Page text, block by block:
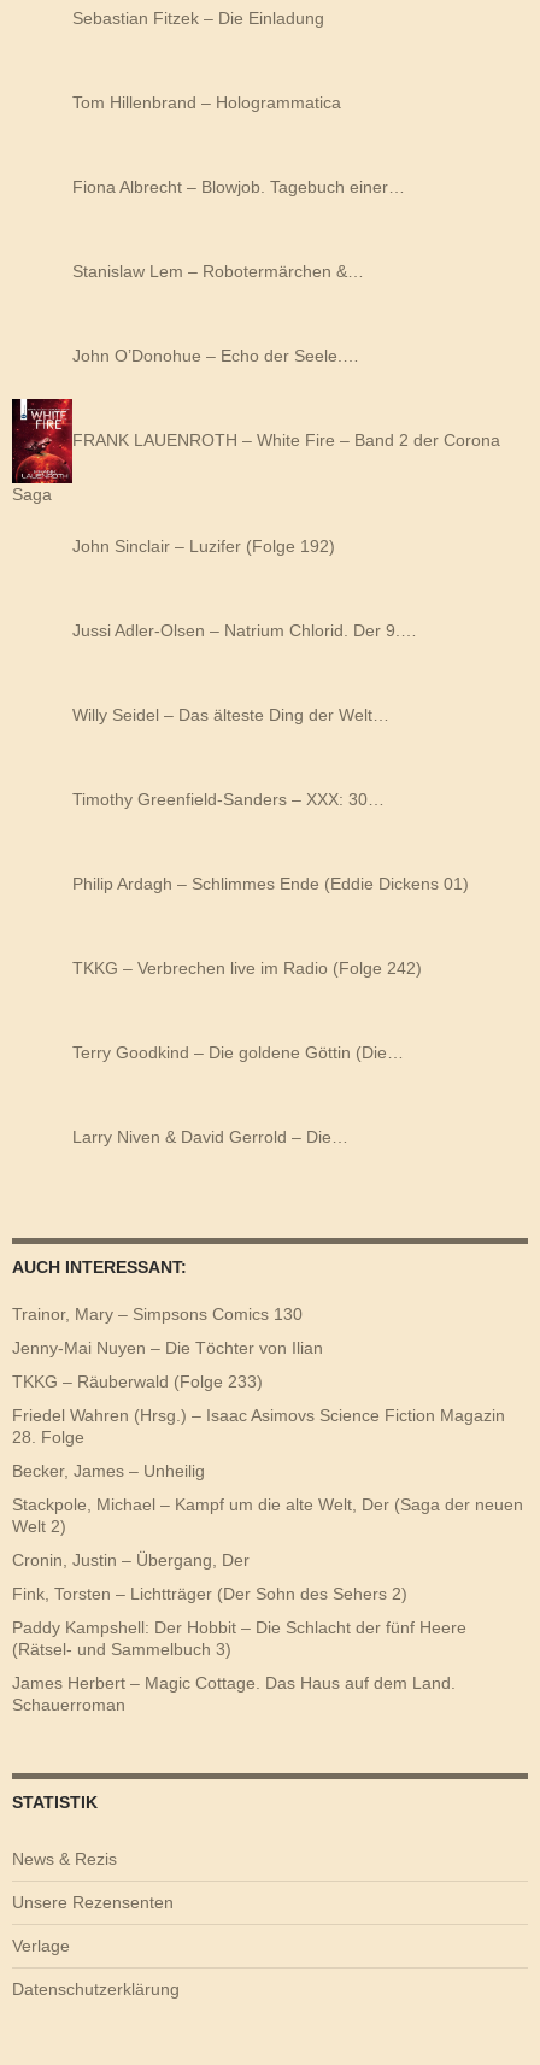
Sebastian Fitzek – Die Einladung
Tom Hillenbrand – Hologrammatica
Fiona Albrecht – Blowjob. Tagebuch einer…
Stanislaw Lem – Robotermärchen &…
John O’Donohue – Echo der Seele.…
FRANK LAUENROTH – White Fire – Band 2 der Corona
Saga
John Sinclair – Luzifer (Folge 192)
Jussi Adler-Olsen – Natrium Chlorid. Der 9.…
Willy Seidel – Das älteste Ding der Welt…
Timothy Greenfield-Sanders – XXX: 30…
Philip Ardagh – Schlimmes Ende (Eddie Dickens 01)
TKKG – Verbrechen live im Radio (Folge 242)
Terry Goodkind – Die goldene Göttin (Die…
Larry Niven & David Gerrold – Die…
AUCH INTERESSANT:
Trainor, Mary – Simpsons Comics 130
Jenny-Mai Nuyen – Die Töchter von Ilian
TKKG – Räuberwald (Folge 233)
Friedel Wahren (Hrsg.) – Isaac Asimovs Science Fiction Magazin
28. Folge
Becker, James – Unheilig
Stackpole, Michael – Kampf um die alte Welt, Der (Saga der neuen
Welt 2)
Cronin, Justin – Übergang, Der
Fink, Torsten – Lichtträger (Der Sohn des Sehers 2)
Paddy Kampshell: Der Hobbit – Die Schlacht der fünf Heere
(Rätsel- und Sammelbuch 3)
James Herbert – Magic Cottage. Das Haus auf dem Land.
Schauerroman
STATISTIK
News & Rezis
Unsere Rezensenten
Verlage
Datenschutzerklärung